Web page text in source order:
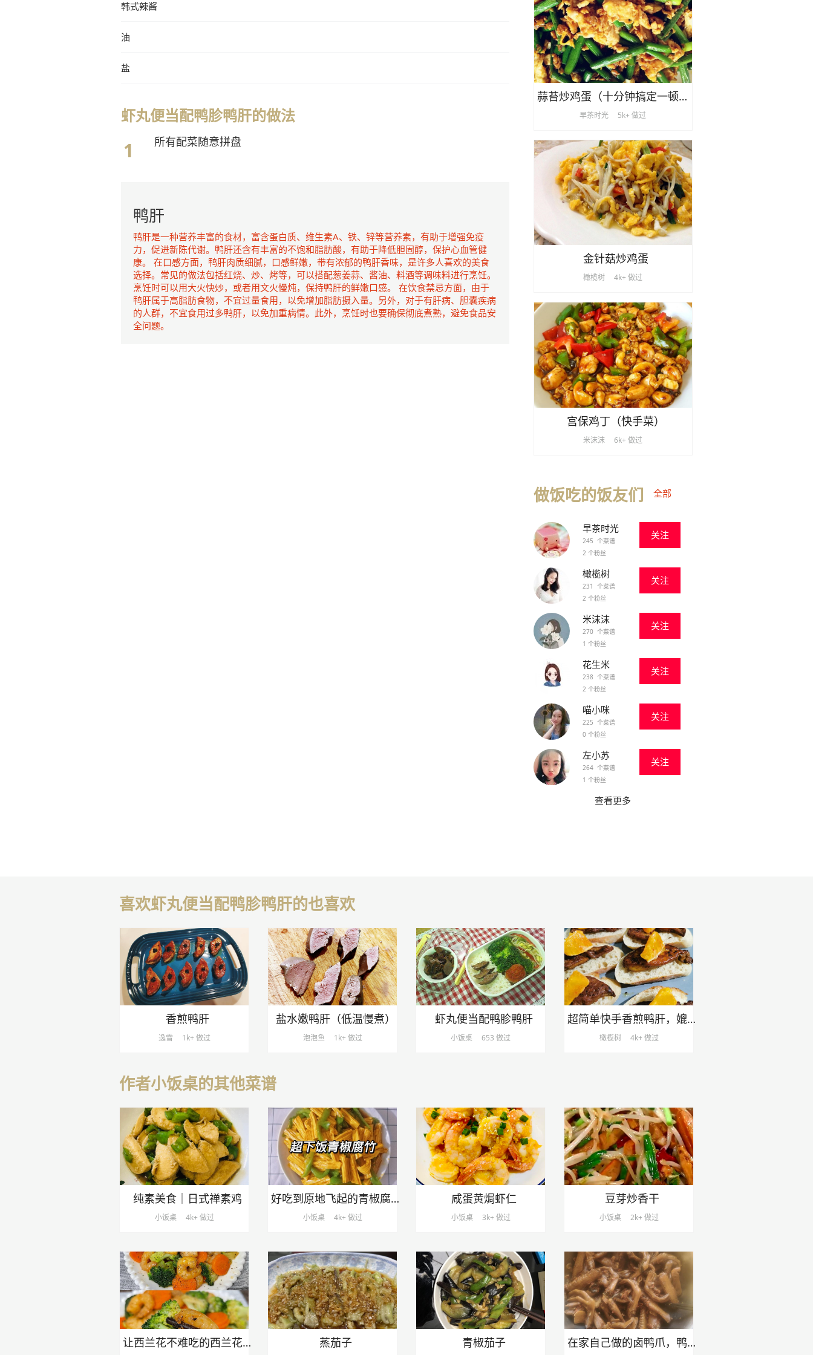
韩式辣酱
油
盐
虾丸便当配鸭胗鸭肝的做法
所有配菜随意拼盘
鸭肝
鸭肝是一种营养丰富的食材，富含蛋白质、维生素A、铁、锌等营养素，有助于增强免疫
力，促进新陈代谢。鸭肝还含有丰富的不饱和脂肪酸，有助于降低胆固醇，保护心血管健
康。 在口感方面，鸭肝肉质细腻，口感鲜嫩，带有浓郁的鸭肝香味，是许多人喜欢的美食
选择。常见的做法包括红烧、炒、烤等，可以搭配葱姜蒜、酱油、料酒等调味料进行烹饪。
烹饪时可以用大火快炒，或者用文火慢炖，保持鸭肝的鲜嫩口感。 在饮食禁忌方面，由于
鸭肝属于高脂肪食物，不宜过量食用，以免增加脂肪摄入量。另外，对于有肝病、胆囊疾病
的人群，不宜食用过多鸭肝，以免加重病情。此外，烹饪时也要确保彻底煮熟，避免食品安
全问题。
蒜苔炒鸡蛋（十分钟搞定一顿饭）
早茶时光 5k+ 做过
金针菇炒鸡蛋
橄榄树 4k+ 做过
宫保鸡丁（快手菜）
米沫沫 6k+ 做过
做饭吃的饭友们 全部
早茶时光
245 个菜谱
2 个粉丝
关注
橄榄树
231 个菜谱
2 个粉丝
关注
米沫沫
270 个菜谱
1 个粉丝
关注
花生米
238 个菜谱
2 个粉丝
关注
喵小咪
225 个菜谱
0 个粉丝
关注
左小苏
264 个菜谱
1 个粉丝
关注
查看更多
喜欢虾丸便当配鸭胗鸭肝的也喜欢
香煎鸭肝
逸雪 1k+ 做过
盐水嫩鸭肝（低温慢煮）
泡泡鱼 1k+ 做过
虾丸便当配鸭胗鸭肝
小饭桌 653 做过
超简单快手香煎鸭肝，媲美鹅肝，在家也能做10分钟搞定
橄榄树 4k+ 做过
作者小饭桌的其他菜谱
纯素美食｜日式禅素鸡
小饭桌 4k+ 做过
好吃到原地飞起的青椒腐竹
小饭桌 4k+ 做过
咸蛋黄焗虾仁
小饭桌 3k+ 做过
豆芽炒香干
小饭桌 2k+ 做过
让西兰花不难吃的西兰花炒虾仁！ 蒸茄子 青椒茄子 在家自己做的卤鸭爪，鸭翅膀，鸭胗，非常好吃，非常美味